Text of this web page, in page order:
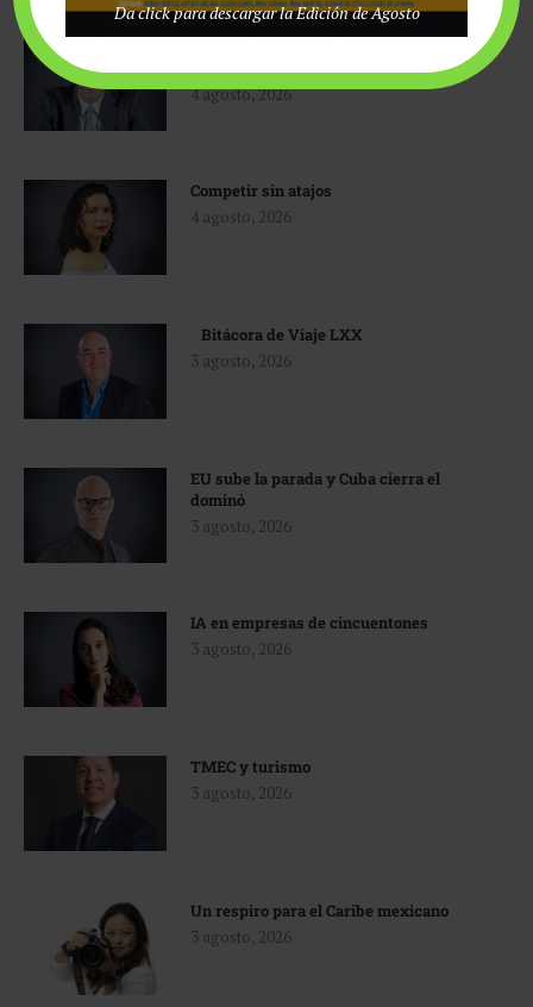
desafíos de Quintana Roo
4 agosto, 2026
Competir sin atajos
4 agosto, 2026
Bitácora de Viaje LXX
3 agosto, 2026
EU sube la parada y Cuba cierra el
dominó
3 agosto, 2026
IA en empresas de cincuentones
3 agosto, 2026
TMEC y turismo
3 agosto, 2026
Un respiro para el Caribe mexicano
3 agosto, 2026
Da click para descargar la Edición de Agosto